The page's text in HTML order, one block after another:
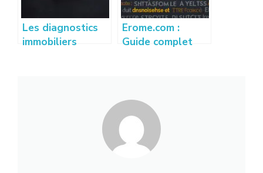
Les diagnostics
immobiliers
Erome.com :
Guide complet